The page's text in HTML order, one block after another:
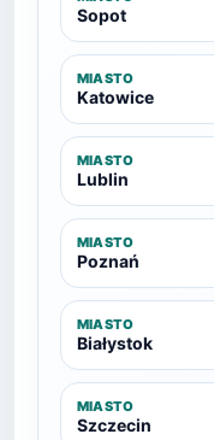
Sopot
MIASTO
Katowice
MIASTO
Lublin
MIASTO
Poznań
MIASTO
Białystok
MIASTO
Szczecin